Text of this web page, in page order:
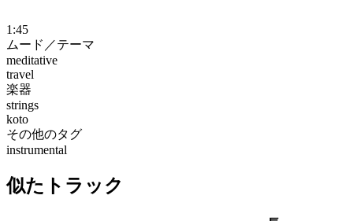
1:45
ムード／テーマ
meditative
travel
楽器
strings
koto
その他のタグ
instrumental
似たトラック